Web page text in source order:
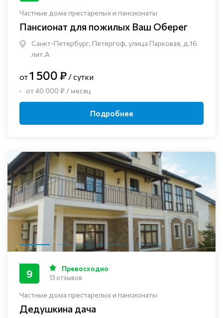
Частные дома престарелых и пансионаты
Пансионат для пожилых Ваш Оберег
Санкт-Петербург, Петергоф, улица Парковая, д.16
лит.А
от1 500 ₽ / сутки
от 40 000 ₽ / месяц
Подробнее
Частные дома престарелых и пансионаты
Дедушкина дача
9 Превосходно
13 отзывов